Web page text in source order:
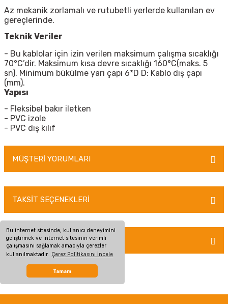
Bu internet sitesinde, kullanıcı deneyimini
geliştirmek ve internet sitesinin verimli
çalışmasını sağlamak amacıyla çerezler
kullanılmaktadır. Çerez Politikasını İncele
Tamam
Az mekanik zorlamalı ve rutubetli yerlerde kullanılan ev
gereçlerinde.
Teknik Veriler
- Bu kablolar için izin verilen maksimum çalışma sıcaklığı
70°C’dir. Maksimum kısa devre sıcaklığı 160°C(maks. 5
sn). Minimum bükülme yarı çapı 6*D D: Kablo dış çapı
(mm).
Yapısı
- Fleksibel bakır iletken
- PVC izole
- PVC dış kılıf
MÜŞTERİ YORUMLARI
Bu ürüne ilk yorumu siz yapın!
Yorum Yaz
TAKSİT SEÇENEKLERİ
ÖNERİLERİNİZ
Bu ürünün fiyat bilgisi, resim, ürün açıklamalarında ve diğer konularda
yetersiz gördüğünüz noktaları öneri formunu kullanarak tarafımıza
iletebilirsiniz.
Görüş ve önerileriniz için teşekkür ederiz.